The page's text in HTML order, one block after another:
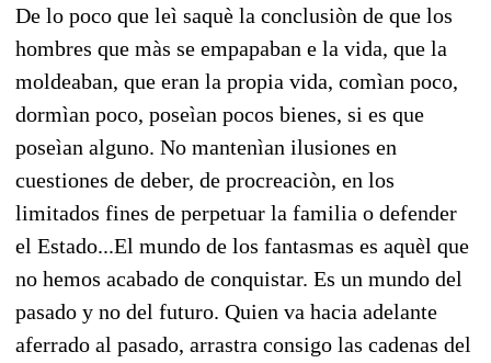
De lo poco que leì saquè la conclusiòn de que los
hombres que màs se empapaban e la vida, que la
moldeaban, que eran la propia vida, comìan poco,
dormìan poco, poseìan pocos bienes, si es que
poseìan alguno. No mantenìan ilusiones en
cuestiones de deber, de procreaciòn, en los
limitados fines de perpetuar la familia o defender
el Estado...El mundo de los fantasmas es aquèl que
no hemos acabado de conquistar. Es un mundo del
pasado y no del futuro. Quien va hacia adelante
aferrado al pasado, arrastra consigo las cadenas del